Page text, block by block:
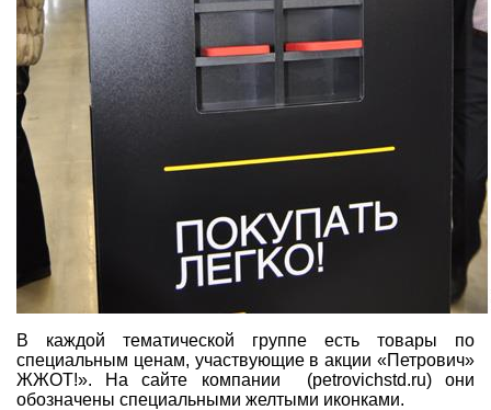
В каждой тематической группе есть товары по
специальным ценам, участвующие в акции «Петрович»
ЖЖОТ!». На сайте компании (petrovichstd.ru) они
обозначены специальными желтыми иконками.